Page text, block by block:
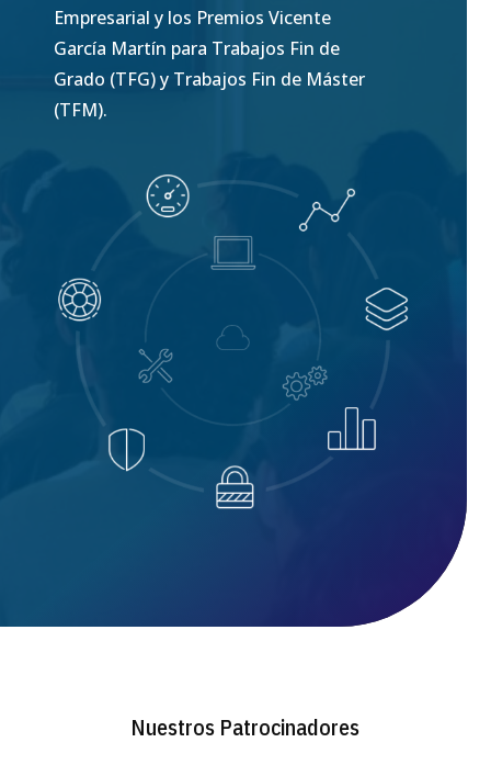
Empresarial y los Premios Vicente
García Martín para Trabajos Fin de
Grado (TFG) y Trabajos Fin de Máster
(TFM).
Nuestros Patrocinadores